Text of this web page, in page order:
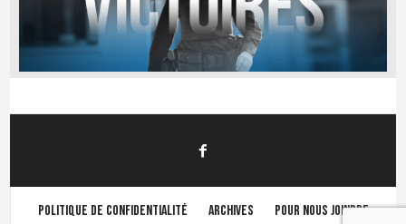
Politique de confidentialité Archives Pour nous joindre